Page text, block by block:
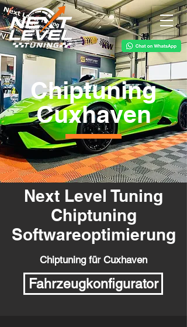
Chiptuning
Cuxhaven
Next Level Tuning
Chiptuning
Softwareoptimierung
Chiptuning für Cuxhaven
Fahrzeugkonfigurator